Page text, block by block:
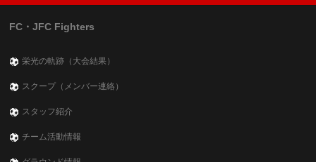
FC・JFC Fighters
栄光の軌跡（大会結果）
スクープ（メンバー連絡）
スタッフ紹介
チーム活動情報